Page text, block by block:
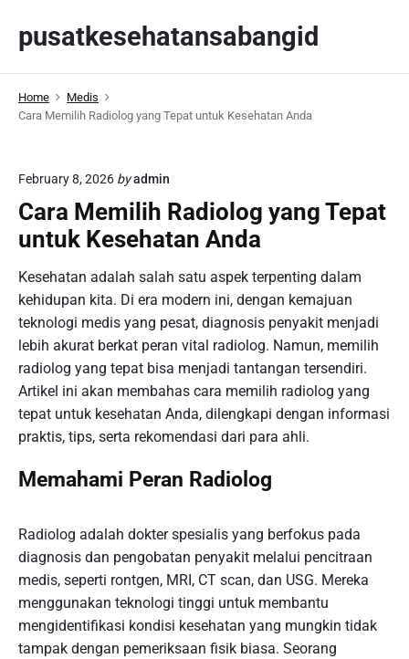
p
pusatkesehatansabangid
Home
Medis
Cara Memilih Radiolog yang Tepat untuk Kesehatan Anda
February 8, 2026 byadmin
Cara Memilih Radiolog yang Tepat
untuk Kesehatan Anda
Kesehatan adalah salah satu aspek terpenting dalam
kehidupan kita. Di era modern ini, dengan kemajuan
teknologi medis yang pesat, diagnosis penyakit menjadi
lebih akurat berkat peran vital radiolog. Namun, memilih
radiolog yang tepat bisa menjadi tantangan tersendiri.
Artikel ini akan membahas cara memilih radiolog yang
tepat untuk kesehatan Anda, dilengkapi dengan informasi
praktis, tips, serta rekomendasi dari para ahli.
Memahami Peran Radiolog
Radiolog adalah dokter spesialis yang berfokus pada
diagnosis dan pengobatan penyakit melalui pencitraan
medis, seperti rontgen, MRI, CT scan, dan USG. Mereka
menggunakan teknologi tinggi untuk membantu
mengidentifikasi kondisi kesehatan yang mungkin tidak
tampak dengan pemeriksaan fisik biasa. Seorang